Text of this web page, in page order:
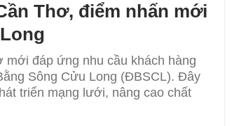
Thơ, điểm nhấn mới
mới đáp ứng nhu cầu khách hàng
Sông Cửu Long (ĐBSCL). Đây
triển mạng lưới, nâng cao chất